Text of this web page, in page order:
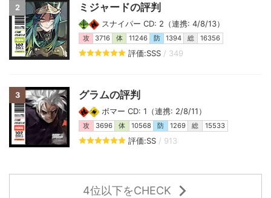
2 ミジャードの評判
スナイパー CD: 2（連携: 4/8/13）
攻 3716 体 11246 防 1394 総 16356
評価:SSS / 349
3 グラムの評判
ボマー CD: 1（連携: 2/8/11）
攻 3696 体 10568 防 1269 総 15533
評価:SS / 913
4位以下をCHECK